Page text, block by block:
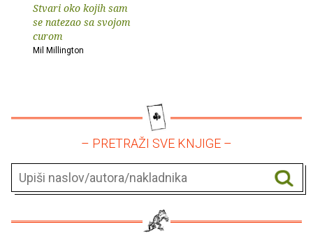
Stvari oko kojih sam
se natezao sa svojom
curom
Mil Millington
– PRETRAŽI SVE KNJIGE –